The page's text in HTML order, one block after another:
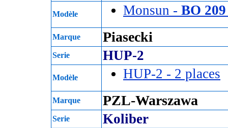
Modèle Monsun - BO 209
Marque Piasecki
Serie HUP-2
Modèle HUP-2 - 2 places
Marque PZL-Warszawa
Serie Koliber